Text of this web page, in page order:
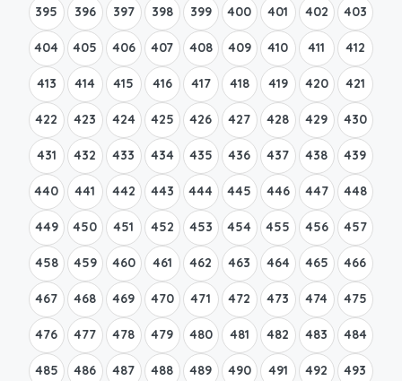
395 396 397 398 399 400 401 402 403
404 405 406 407 408 409 410 411 412
413 414 415 416 417 418 419 420 421
422 423 424 425 426 427 428 429 430
431 432 433 434 435 436 437 438 439
440 441 442 443 444 445 446 447 448
449 450 451 452 453 454 455 456 457
458 459 460 461 462 463 464 465 466
467 468 469 470 471 472 473 474 475
476 477 478 479 480 481 482 483 484
485 486 487 488 489 490 491 492 493